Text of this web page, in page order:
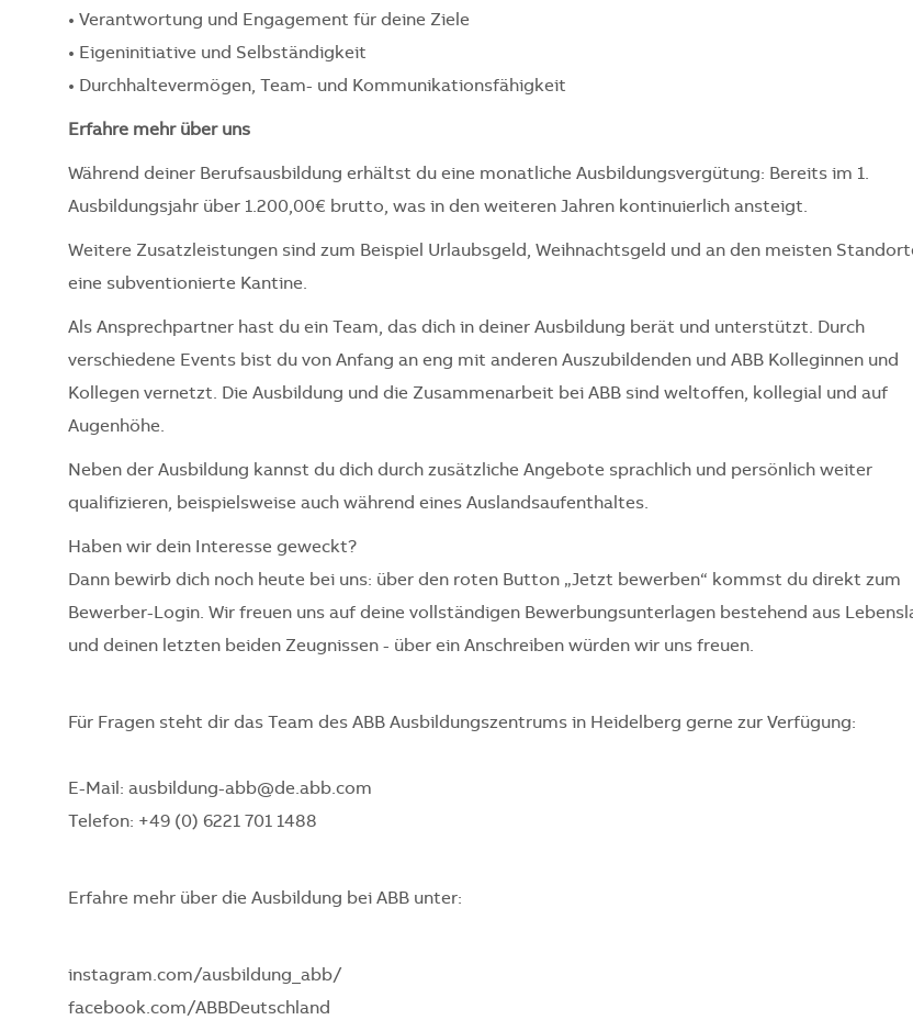
• Verantwortung und Engagement für deine Ziele
• Eigeninitiative und Selbständigkeit
• Durchhaltevermögen, Team- und Kommunikationsfähigkeit
Erfahre mehr über uns
Während deiner Berufsausbildung erhältst du eine monatliche Ausbildungsvergütung: Bereits im 1.
Ausbildungsjahr über 1.200,00€ brutto, was in den weiteren Jahren kontinuierlich ansteigt.
Weitere Zusatzleistungen sind zum Beispiel Urlaubsgeld, Weihnachtsgeld und an den meisten
eine subventionierte Kantine.
Als Ansprechpartner hast du ein Team, das dich in deiner Ausbildung berät und unterstützt. Durch
verschiedene Events bist du von Anfang an eng mit anderen Auszubildenden und ABB Kolleginnen und
Kollegen vernetzt. Die Ausbildung und die Zusammenarbeit bei ABB sind weltoffen, kollegial und auf
Augenhöhe.
Neben der Ausbildung kannst du dich durch zusätzliche Angebote sprachlich und persönlich weiter
qualifizieren, beispielsweise auch während eines Auslandsaufenthaltes.
Haben wir dein Interesse geweckt?
Dann bewirb dich noch heute bei uns: über den roten Button „Jetzt bewerben“ kommst du direkt zum
Bewerber-Login. Wir freuen uns auf deine vollständigen Bewerbungsunterlagen bestehend aus
und deinen letzten beiden Zeugnissen - über ein Anschreiben würden wir uns freuen.
Für Fragen steht dir das Team des ABB Ausbildungszentrums in Heidelberg gerne zur Verfügung:
E-Mail: ausbildung-abb@de.abb.com
Telefon: +49 (0) 6221 701 1488
Erfahre mehr über die Ausbildung bei ABB unter:
instagram.com/ausbildung_abb/
facebook.com/ABBDeutschland